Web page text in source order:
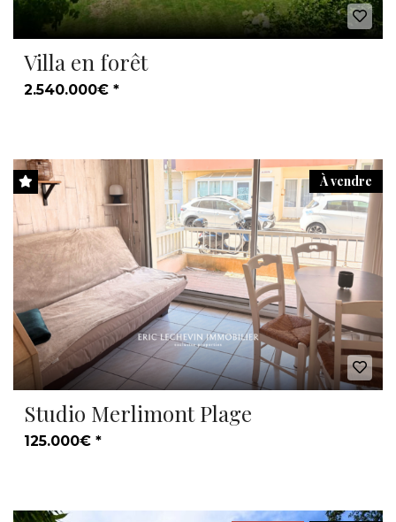
Villa en forêt
2.540.000€ *
À vendre
Studio Merlimont Plage
125.000€ *